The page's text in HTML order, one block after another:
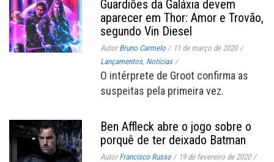
Guardiões da Galáxia devem
aparecer em Thor: Amor e Trovão,
segundo Vin Diesel
AutorBruno Carmelo / 11 de março de 2020 /
Lançamentos, Notícias /
O intérprete de Groot confirma as
suspeitas pela primeira vez.
Ben Affleck abre o jogo sobre o
porquê de ter deixado Batman
AutorFrancisco Russo / 19 de fevereiro de 2020 /